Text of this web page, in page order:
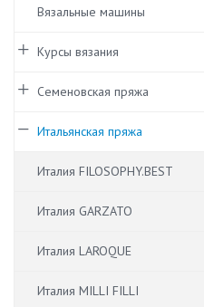
Вязальные машины
Курсы вязания
Семеновская пряжа
Итальянская пряжа
Италия FILOSOPHY.BEST
Италия GARZATO
Италия LAROQUE
Италия MILLI FILLI